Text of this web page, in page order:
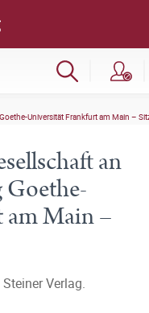
Universität Frankfurt am Main –
an
Goethe-
Main –
Verlag.